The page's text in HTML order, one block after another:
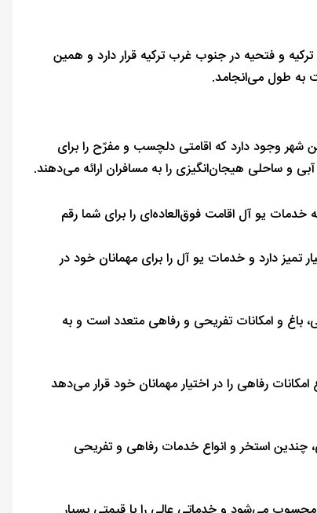
و فتحیه در جنوب غرب ترکیه قرار دارد و همین
وجود دارد که اقامتی دلچسب و مفرّح را برای
و ساحلی هیجان‌انگیزی را به مسافران ارائه می‌دهند.
خدمات یو آل اقامت فوق‌العاده‌ای را برای شما رقم
بسیار تمیز دارد و خدمات یو آل را برای مهمانان خود در
اختصاصی، باغ و امکانات تفریحی و رفاهی متعدد است و به
رفاهی را در اختیار مهمانان خود قرار می‌دهد
چندین استخر و انواع خدمات رفاهی و تفریحی